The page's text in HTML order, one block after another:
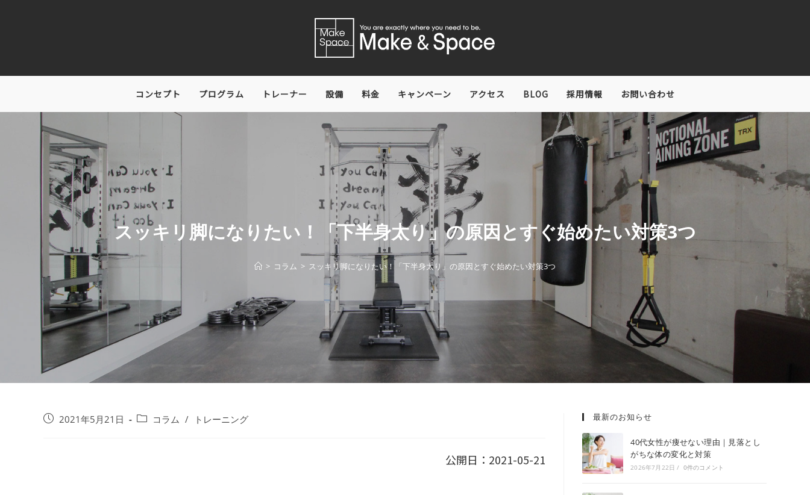
コンセプト プログラム トレーナー 設備 料金 キャンペーン アクセス BLOG 採用情報 お問い合わせ
スッキリ脚になりたい！「下半身太り」の原因とすぐ始めたい対策3つ
> コラム > スッキリ脚になりたい！「下半身太り」の原因とすぐ始めたい対策3つ
2021年5月21日 コラム / トレーニング
公開日：2021-05-21
最新のお知らせ
40代女性が痩せない理由｜見落とし
がちな体の変化と対策
2026年7月22日 / 0件のコメント